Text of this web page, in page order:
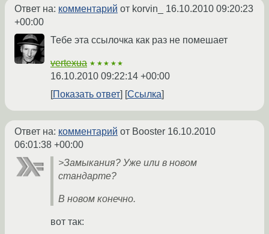
Ответ на: комментарий от korvin_ 16.10.2010 09:20:23
+00:00
Тебе эта ссылочка как раз не помешает
vertexua ★★★★★
16.10.2010 09:22:14 +00:00
Показать ответ
Ссылка
Ответ на: комментарий от Booster 16.10.2010
06:01:38 +00:00
>Замыкания? Уже или в новом
стандарте?
В новом конечно.
вот так: